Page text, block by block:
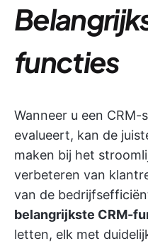
functies
Wanneer u een
evalueert, kan de
maken bij het
verbeteren van
van de
belangrijkste CRM-
letten, elk met